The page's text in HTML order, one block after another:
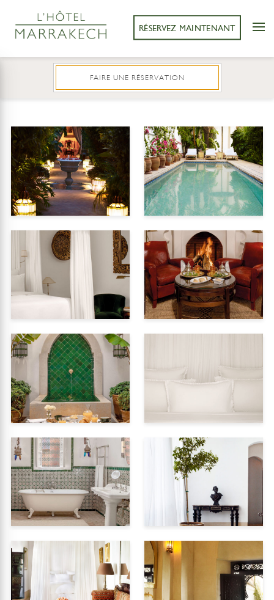
RÉSERVEZ MAINTENANT
FAIRE UNE RÉSERVATION